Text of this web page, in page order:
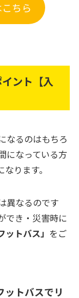
ちら
ント【入
なるのはもちろ
になっている方
ります。
異なるのです
でき・災害時に
ットバス」 をご
ットバスでリ